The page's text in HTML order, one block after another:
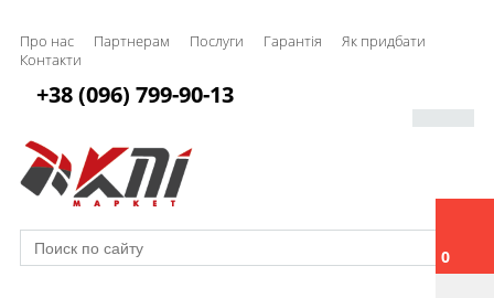
Про нас Партнерам Послуги Гарантія
Як придбати
Контакти
0
+38 (096) 799-90-13